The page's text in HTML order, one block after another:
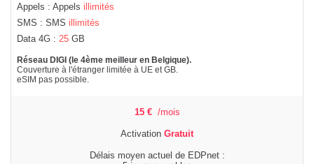
Appels : Appels illimités
SMS : SMS illimités
Data 4G : 25 GB
Réseau DIGI (le 4ème meilleur en Belgique).
Couverture à l'étranger limitée à UE et GB.
eSIM pas possible.
15 € /mois
Activation Gratuit
Délais moyen actuel de EDPnet :